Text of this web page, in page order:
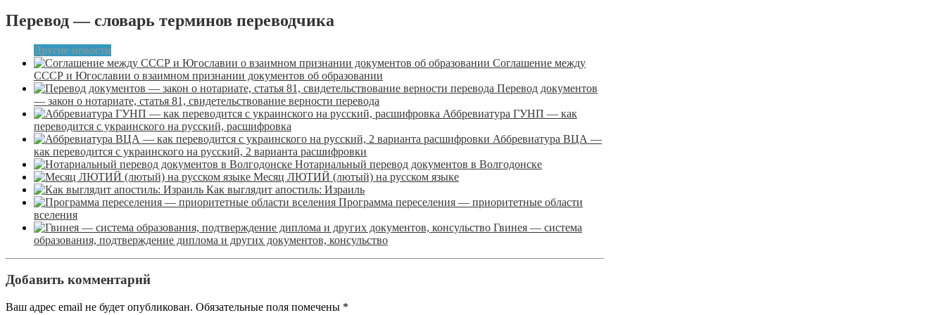
Перевод — словарь терминов переводчика
Другие новости
Соглашение между
СССР и Югославии о взаимном признании документов об образовании
Перевод документов
— закон о нотариате, статья 81, свидетельствование верности перевода
Аббревиатура ГУНП — как
переводится с украинского на русский, расшифровка
Аббревиатура ВЦА —
как переводится с украинского на русский, 2 варианта расшифровки
Нотариальный перевод документов в Волгодонске
Месяц ЛЮТИЙ (лютый) на русском языке
Как выглядит апостиль: Израиль
Программа переселения — приоритетные области
вселения
Гвинея — система
образования, подтверждение диплома и других документов, консульство
Добавить комментарий
Ваш адрес email не будет опубликован. Обязательные поля помечены *